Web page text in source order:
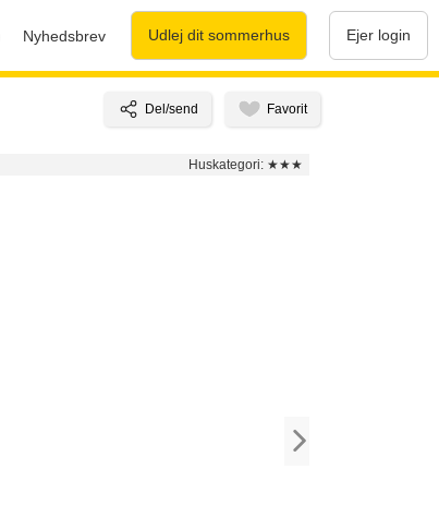
Nyhedsbrev Udlej dit sommerhus Ejer login
Huskategori: ★★★